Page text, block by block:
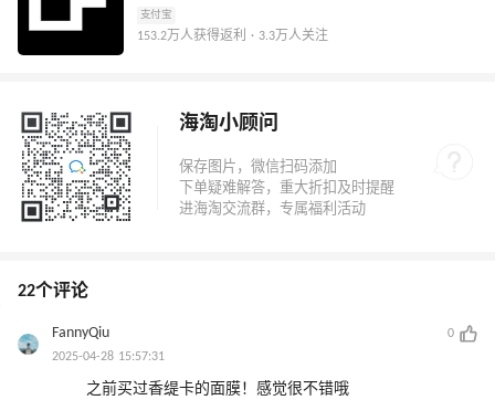
支付宝
153.2万人获得返利 · 3.3万人关注
海淘小顾问
22个评论
FannyQiu
0
2025-04-28 15:57:31
之前买过香缇卡的面膜！感觉很不错哦